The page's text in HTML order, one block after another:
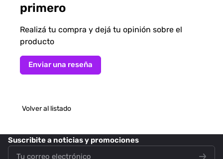
primero
Realizá tu compra y dejá tu opinión sobre el
producto
Enviar una reseña
Volver al listado
Suscribitea noticias y promociones